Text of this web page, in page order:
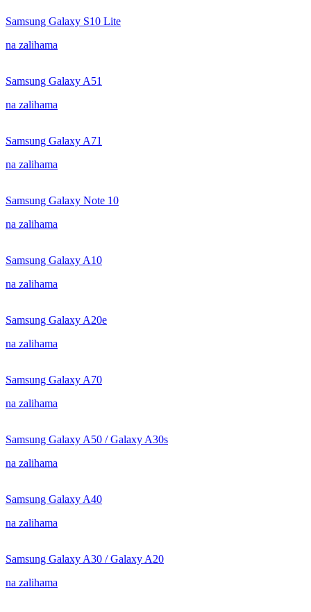
Samsung Galaxy S10 Lite
na zalihama
Samsung Galaxy A51
na zalihama
Samsung Galaxy A71
na zalihama
Samsung Galaxy Note 10
na zalihama
Samsung Galaxy A10
na zalihama
Samsung Galaxy A20e
na zalihama
Samsung Galaxy A70
na zalihama
Samsung Galaxy A50 / Galaxy A30s
na zalihama
Samsung Galaxy A40
na zalihama
Samsung Galaxy A30 / Galaxy A20
na zalihama